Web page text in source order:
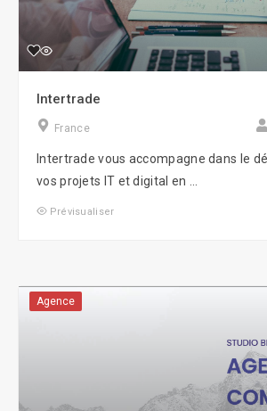
Intertrade
France
Intertrade vous accompagne dans le
vos projets IT et digital en ...
Prévisualiser
Agence